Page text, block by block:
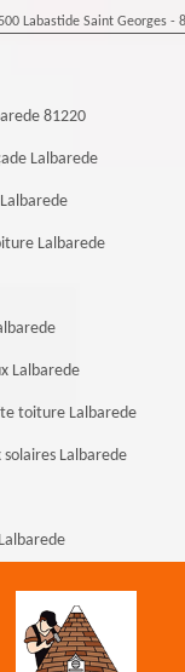
Labastide Saint Georges -
81220
Lalbarede
Lalbarede
Lalbarede
toiture Lalbarede
Lalbarede